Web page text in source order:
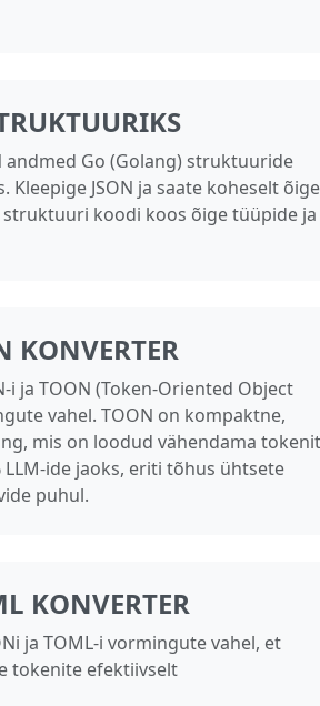
andmed Go (Golang) struktuuride
Kleepige JSON ja saate koheselt
koodi koos õige tüüpide ja
KONVERTER
i ja TOON (Token-Oriented Object
vahel. TOON on kompaktne,
mis on loodud vähendama
LLM-ide jaoks, eriti tõhus ühtsete
puhul.
KONVERTER
ja TOML-i vormingute vahel, et
tokenite efektiivselt